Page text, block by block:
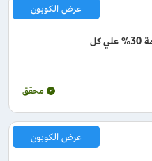
كود خصم اسوس للعملاء الجدد بقيمة 30% علي كل
عرض الكوبون
محقق
عرض الكوبون